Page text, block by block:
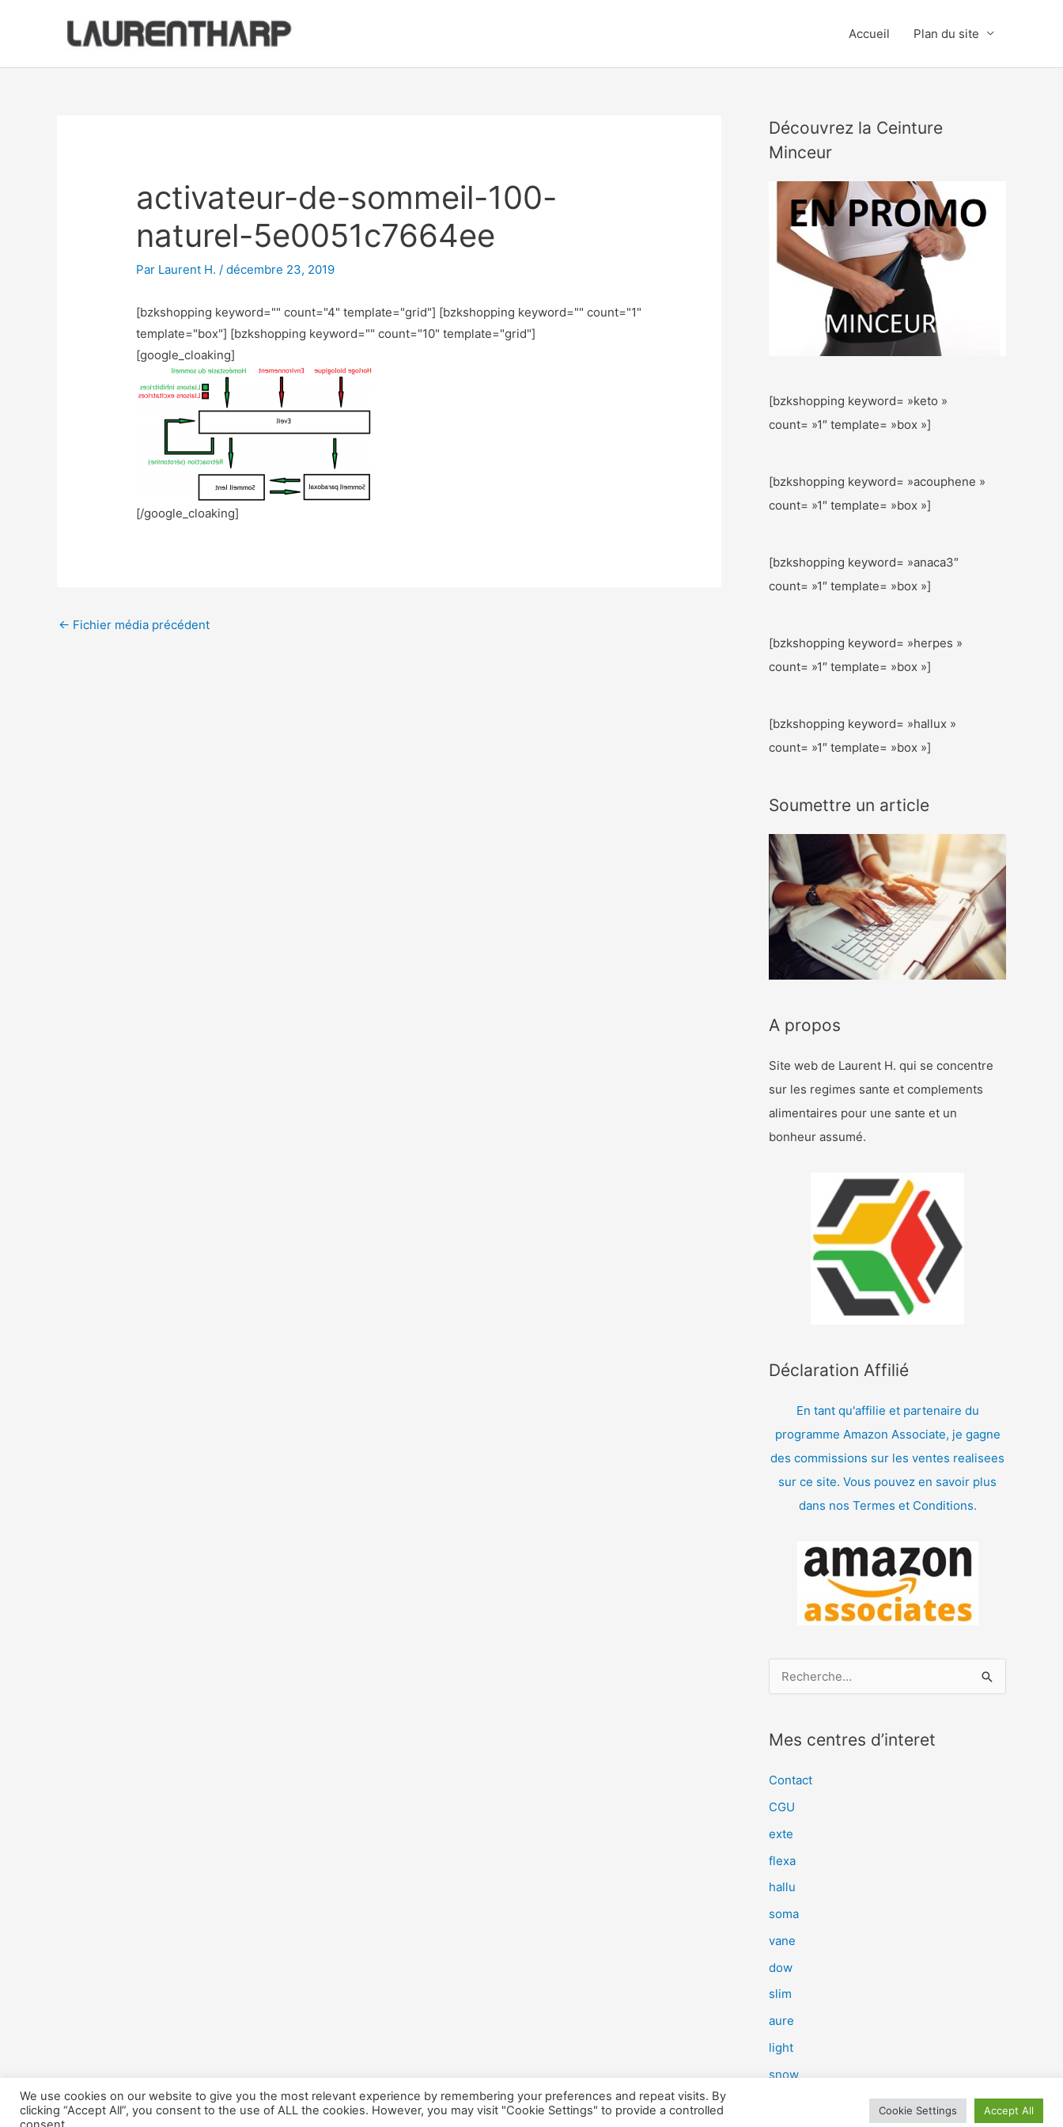
Accueil Plan du site
activateur-de-sommeil-100-
naturel-5e0051c7664ee
Par Laurent H./décembre 23, 2019
[bzkshopping keyword="" count="4" template="grid"] [bzkshopping keyword="" count="1"
template="box"] [bzkshopping keyword="" count="10" template="grid"]
[google_cloaking]
[/google_cloaking]
← Fichier média précédent
Découvrez la Ceinture
Minceur
[bzkshopping keyword= »keto »
count= »1″ template= »box »]
[bzkshopping keyword= »acouphene »
count= »1″ template= »box »]
[bzkshopping keyword= »anaca3″
count= »1″ template= »box »]
[bzkshopping keyword= »herpes »
count= »1″ template= »box »]
[bzkshopping keyword= »hallux »
count= »1″ template= »box »]
Soumettre un article
A propos
Site web de Laurent H. qui se concentre
sur les regimes sante et complements
alimentaires pour une sante et un
bonheur assumé.
Déclaration Affilié
En tant qu'affilie et partenaire du
programme Amazon Associate, je gagne
des commissions sur les ventes realisees
sur ce site. Vous pouvez en savoir plus
dans nos Termes et Conditions.
e
e
r
:
Mes centres d’interet
Contact
CGU
exte
flexa
hallu
soma
vane
dow
slim
aure
light
snow
We use cookies on our website to give you the most relevant experience by remembering your preferences and repeat visits. By
clicking “Accept All”, you consent to the use of ALL the cookies. However, you may visit "Cookie Settings" to provide a controlled
Cookie Settings Accept All